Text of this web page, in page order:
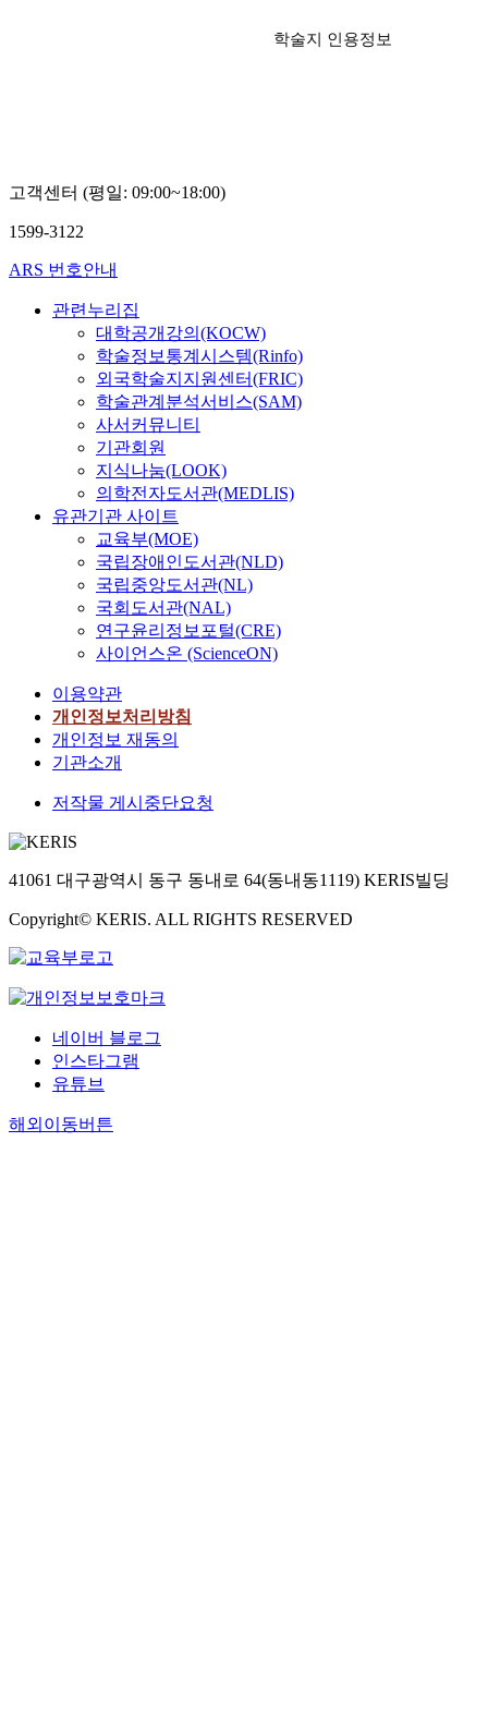
학술지 인용정보
고객센터 (평일: 09:00~18:00)
1599-3122
ARS 번호안내
관련누리집
대학공개강의(KOCW)
학술정보통계시스템(Rinfo)
외국학술지지원센터(FRIC)
학술관계분석서비스(SAM)
사서커뮤니티
기관회원
지식나눔(LOOK)
의학전자도서관(MEDLIS)
유관기관 사이트
교육부(MOE)
국립장애인도서관(NLD)
국립중앙도서관(NL)
국회도서관(NAL)
연구윤리정보포털(CRE)
사이언스온 (ScienceON)
이용약관
개인정보처리방침
개인정보 재동의
기관소개
저작물 게시중단요청
41061 대구광역시 동구 동내로 64(동내동1119) KERIS빌딩
Copyright© KERIS. ALL RIGHTS RESERVED
네이버 블로그
인스타그램
유튜브
해외이동버튼